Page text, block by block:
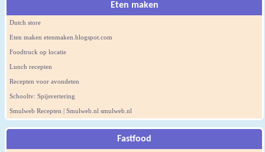
Eten maken
Dutch store
Eten maken etenmaken.blogspot.com
Foodtruck op locatie
Lunch recepten
Recepten voor avondeten
Schooltv: Spijsvertering
Smulweb Recepten | Smulweb.nl smulweb.nl
Fastfood